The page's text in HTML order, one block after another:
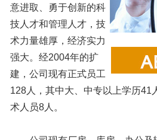
意进取、勇于创新的科
技人才和管理人才，技
术力量雄厚，经济实力
强大。经2004年的扩
建，公司现有正式员工
128人，其中大、中专以上学历41
术人员8人。